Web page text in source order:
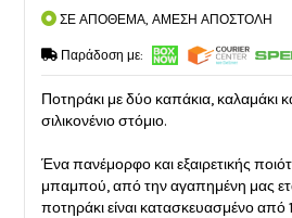
ΣΕ ΑΠΟΘΕΜΑ, ΑΜΕΣΗ ΑΠΟΣΤΟΛΗ
Παράδοση με:
Ποτηράκι με δύο καπάκια, καλαμάκι
σιλικονένιο στόμιο.
Ένα πανέμορφο και εξαιρετικής
μπαμπού, από την αγαπημένη μας
ποτηράκι είναι κατασκευασμένο από